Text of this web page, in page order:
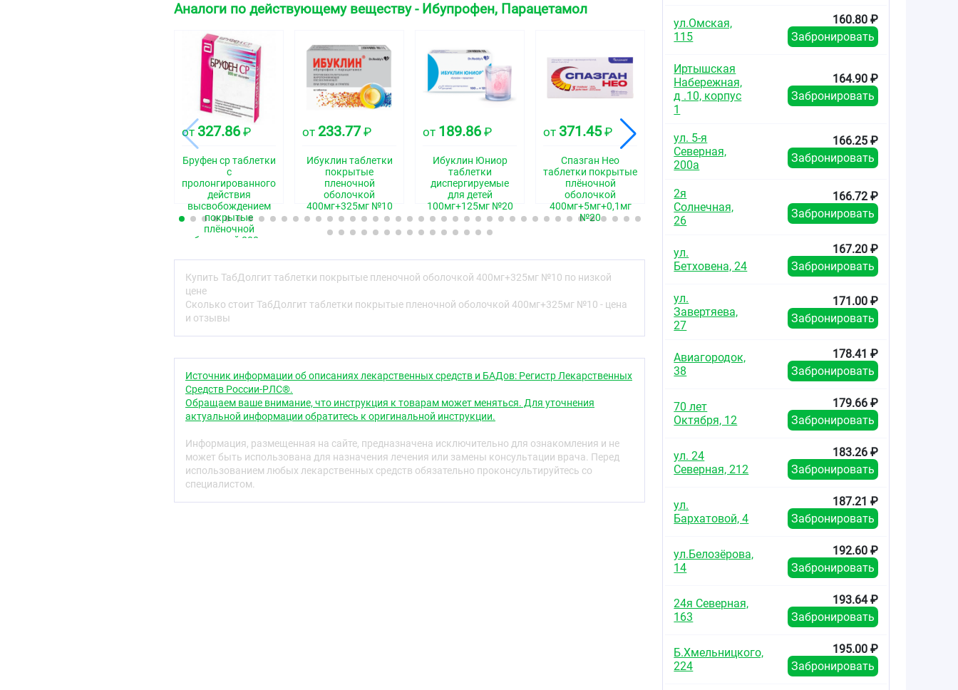
Таблетки, покрытые пленочной оболочкой белого цвета, овальные,
двояковыпуклые на поперечном разрезе - ядро белого или почти белого цвета.
Фармакотерапевтическая группа
Анальгезирующее средство комбинированное (НПВП+анальгезирующее
ненаркотическое средство).
Код АТХ
M01AE51
Фармакологические свойства
Фармакодинамика
Комбинированный препарат, действие которого обусловлено входящими в его
Ибупрофен - нестероидный противовоспалительный препарат (НПВП), оказывает
анальгезирующее, противовоспалительное, жаропонижающее действие. Угнетая
циклооксигеназу (ЦОГ) 1 и 2, нарушает метаболизм арахидоновой кислоты,
уменьшает количество простагландинов (медиаторов боли, воспаления и
неизбирательно блокирует ЦОГ, преимущественно в центральной нервной системе,
слабо влияет на водно-солевой обмен и слизистую оболочку желудочно-
кишечного тракта (ЖКТ). Оказывает анальгезирующее и жаропонижающее
действие. В воспаленных тканях пероксидазы нейтрализуют влияние
парацетамола на ЦОГ 1 и 2, что объясняет низкий противовоспалительный
эффект.
Эффективность комбинации выше, чем отдельных компонентов. Ослабляет
артралгию в покое и при движении, уменьшает утреннюю скованность и
припухлость суставов, способствует увеличению объема движений.
Фармакокинетика
Аналоги по действующему веществу - Ибупрофен, Парацетамол
от 327.86 ₽
Бруфен ср таблетки
с
пролонгированного
действия
высвобождением
покрытые
плёночной
оболочкой 800мг
от 233.77 ₽
Ибуклин таблетки
покрытые
пленочной
оболочкой
400мг+325мг №10
от 189.86 ₽
Ибуклин Юниор
таблетки
диспергируемые
для детей
100мг+125мг №20
от 371.45₽
Спазган Нео
таблетки покрытые
плёночной
оболочкой
400мг+5мг+0,1мг
№20
от177.51
Новиган таблетки
покрытые
оболочкой №10
329.51₽
Новиган таблетки
покрытые
оболочкой №20
Купить ТабДолгит таблетки покрытые пленочной оболочкой 400мг+325мг №10 по низкой
цене
Сколько стоит ТабДолгит таблетки покрытые пленочной оболочкой 400мг+325мг №10 - цена
и отзывы
Источник информации об описаниях лекарственных средств и БАДов: Регистр Лекарственных
Средств России-РЛС®.
Обращаем ваше внимание, что инструкция к товарам может меняться. Для уточнения
актуальной информации обратитесь к оригинальной инструкции.
Информация, размещенная на сайте, предназначена исключительно для ознакомления и не
может быть использована для назначения лечения или замены консультации врача. Перед
использованием любых лекарственных средств обязательно проконсультируйтесь со
специалистом.
ул.Омская,
115
160.80 ₽
Забронировать
Иртышская
Набережная,
д .10, корпус
1
164.90 ₽
Забронировать
ул. 5-я
Северная,
200а
166.25 ₽
Забронировать
2я
Солнечная,
26
166.72 ₽
Забронировать
ул.
Бетховена, 24
167.20 ₽
Забронировать
ул.
Завертяева,
27
171.00 ₽
Забронировать
Авиагородок,
38
178.41 ₽
Забронировать
70 лет
Октября, 12
179.66 ₽
Забронировать
ул. 24
Северная, 212
183.26 ₽
Забронировать
ул.
Бархатовой, 4
187.21 ₽
Забронировать
ул.Белозёрова,
14
192.60 ₽
Забронировать
24я Северная,
163
193.64 ₽
Забронировать
Б.Хмельницкого,
224
195.00 ₽
Забронировать